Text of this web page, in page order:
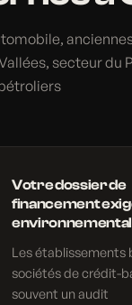
secteur du
Votre dossier de
financement
environnemental
Les établissements
sociétés de crédit-
souvent un audit